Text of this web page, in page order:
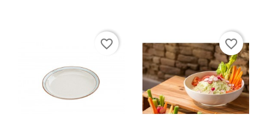
favorite_border favorite_border